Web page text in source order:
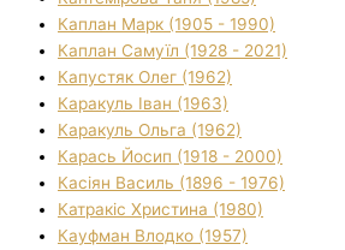
Каплан Марк (1905 - 1990)
Каплан Самуїл (1928 - 2021)
Капустяк Олег (1962)
Каракуль Іван (1963)
Каракуль Ольга (1962)
Карась Йосип (1918 - 2000)
Касіян Василь (1896 - 1976)
Катракіс Христина (1980)
Кауфман Влодко (1957)